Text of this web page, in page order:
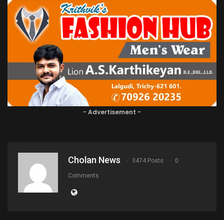
- Advertisement -
Cholan News 3474 Posts 0
Comments